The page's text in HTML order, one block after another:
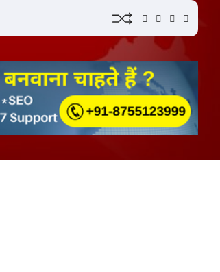
YouTube
Instagram
Facebook